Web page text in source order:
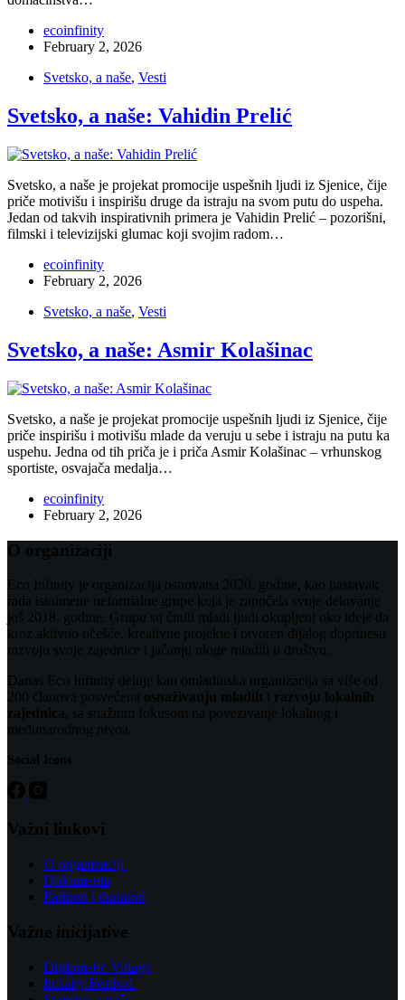
ecoinfinity
February 2, 2026
Svetsko, a naše, Vesti
Svetsko, a naše: Vahidin Prelić
Svetsko, a naše je projekat promocije uspešnih ljudi iz Sjenice, čije
priče motivišu i inspirišu druge da istraju na svom putu do uspeha.
Jedan od takvih inspirativnih primera je Vahidin Prelić – pozorišni,
filmski i televizijski glumac koji svojim radom…
ecoinfinity
February 2, 2026
Svetsko, a naše, Vesti
Svetsko, a naše: Asmir Kolašinac
Svetsko, a naše je projekat promocije uspešnih ljudi iz Sjenice, čije
priče inspirišu i motivišu mlade da veruju u sebe i istraju na putu ka
uspehu. Jedna od tih priča je i priča Asmir Kolašinac – vrhunskog
sportiste, osvajača medalja…
ecoinfinity
February 2, 2026
O organizaciji
Eco Infinity je organizacija osnovana 2020. godine, kao nastavak
rada istoimene neformalne grupe koja je započela svoje delovanje
još 2018. godine. Grupu su činili mladi ljudi okupljeni oko ideje da
kroz aktivno učešće, kreativne projekte i otvoren dijalog doprinesu
razvoju svoje zajednice i jačanju uloge mladih u društvu.
Danas Eco Infinity deluje kao omladinska organizacija sa više od
200 članova posvećena osnaživanju mladih
razvoju lokalnih
zajednica , sa snažnim fokusom na povezivanje lokalnog i
međunarodnog nivoa.
Social Icons
Važni linkovi
O organizaciji
Dokumenta
Partneri i donatori
Važne inicijative
Diplomatic Village
Infinity Festival